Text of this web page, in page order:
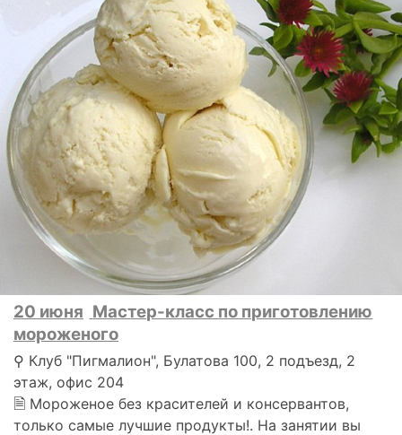
20 июня Мастер-класс по приготовлению
мороженого
⚲ Клуб "Пигмалион", Булатова 100, 2 подъезд, 2
этаж, офис 204
🗎 Мороженое без красителей и консервантов,
только самые лучшие продукты!. На занятии вы